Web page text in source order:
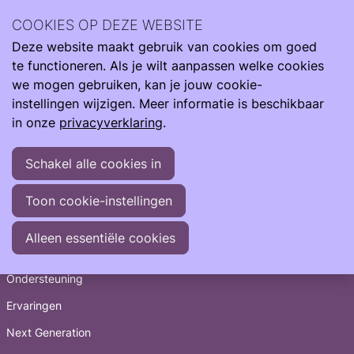
Zoeken
Archief 2024 maart 2024
Archief > 2024 > maart
23-03-2024-Care4Neo presenteert nieuwe
meerjarenstrategie
Snel naar
Informatie
Ondersteuning
Ervaringen
Next Generation
COOKIES OP DEZE WEBSITE
Deze website maakt gebruik van cookies om goed
te functioneren. Als je wilt aanpassen welke cookies
we mogen gebruiken, kan je jouw cookie-
instellingen wijzigen. Meer informatie is beschikbaar
in onze privacyverklaring.
Schakel alle cookies in
Toon cookie-instellingen
Alleen essentiële cookies